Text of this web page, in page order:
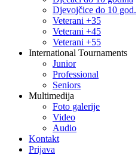
Djevojčice do 10 god.
Veterani +35
Veterani +45
Veterani +55
International Tournaments
Junior
Professional
Seniors
Multimedija
Foto galerije
Video
Audio
Kontakt
Prijava